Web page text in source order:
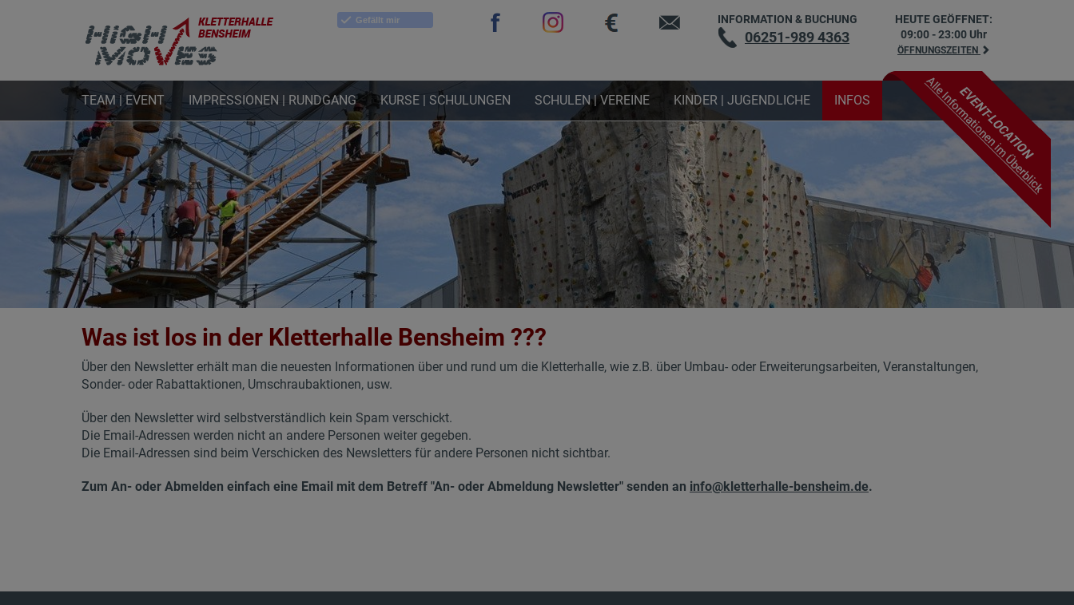
Gefällt mir INFORMATION & BUCHUNG
06251-989 4363
HEUTE GEÖFFNET:
09:00 - 23:00 Uhr
ÖFFNUNGSZEITEN
TEAM | EVENT IMPRESSIONEN | RUNDGANG KURSE | SCHULUNGEN SCHULEN | VEREINE KINDER | JUGENDLICHE INFOS
Was ist los in der Kletterhalle Bensheim ???
Über den Newsletter erhält man die neuesten Informationen über und rund um die Kletterhalle, wie z.B. über Umbau- oder Erweiterungsarbeiten, Veranstaltungen,
Sonder- oder Rabattaktionen, Umschraubaktionen, usw.
Über den Newsletter wird selbstverständlich kein Spam verschickt.
Die Email-Adressen werden nicht an andere Personen weiter gegeben.
Die Email-Adressen sind beim Verschicken des Newsletters für andere Personen nicht sichtbar.
Zum An- oder Abmelden einfach eine Email mit dem Betreff "An- oder Abmeldung Newsletter" senden an info@kletterhalle-bensheim.de.